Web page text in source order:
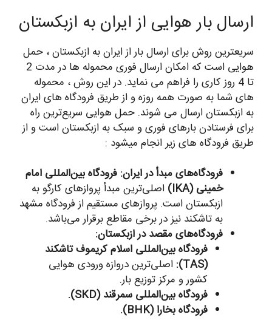
ارسال بار هوایی از ایران به ازبکستان
سریعترین روش برای ارسال بار از ایران به ازبکستان ، حمل
هوایی است که امکان ارسال فوری محموله ها در مدت 2
تا 4 روز کاری را فراهم می نماید. در این روش ، محموله
های شما به صورت همه روزه و از طریق فرودگاه های ایران
به ازبکستان ارسال می شوند. حمل هوایی سریع‌ترین راه
برای فرستادن بارهای فوری و سبک به ازبکستان است و از
طریق فرودگاه های زیر انجام میشود :
فرودگاه‌های مبدأ در ایران: فرودگاه بین‌المللی امام
خمینی (IKA)
اصلی‌ترین مبدأ پروازهای کارگو به
ازبکستان است. پروازهای مستقیم از فرودگاه مشهد
به تاشکند نیز در برخی مقاطع برقرار می‌باشد.
فرودگاه‌های مقصد در ازبکستان:
فرودگاه بین‌المللی اسلام کریموف تاشکند
(TAS):
اصلی‌ترین دروازه ورودی هوایی
کشور و مرکز توزیع بار.
فرودگاه بین‌المللی سمرقند (SKD).
فرودگاه بخارا (BHK).